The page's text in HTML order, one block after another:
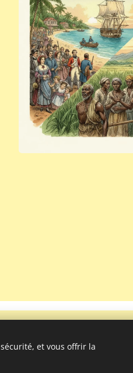
L' ILE BOURBON©
et vous offrir la